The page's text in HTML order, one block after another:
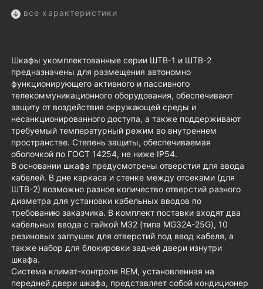
все характеристики
Шкафы укомплектованные серии ШТВ-1 и ШТВ-2
предназначены для размещения автономно
функционирующего активного и пассивного
телекоммуникационного оборудования, обеспечивают
защиту от воздействия окружающей среды и
несанкционированного доступа, а также поддерживают
требуемый температурный режим во внутреннем
пространстве. Степень защиты, обеспечиваемая
оболочкой по ГОСТ 14254, не ниже IP54.
В основании шкафа предусмотрены отверстия для ввода
кабелей. В дне каркаса и стенке между отсеками (для
ШТВ-2) возможно разное количество отверстий разного
диаметра для установки кабельных вводов по
требованию заказчика. В комплект поставки входят два
кабельных ввода с гайкой М32 (типа MG32A-25G), 10
резиновых заглушек для отверстий под ввод кабеля, а
также набор для блокировки задней двери изнутри
шкафа.
Система климат-контроля REM, установленная на
передней двери шкафа, представляет собой кондиционер